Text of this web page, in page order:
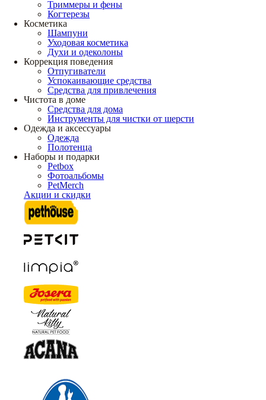
Триммеры и фены
Когтерезы
Косметика
Шампуни
Уходовая косметика
Духи и одеколоны
Коррекция поведения
Отпугиватели
Успокаивающие средства
Средства для привлечения
Чистота в доме
Средства для дома
Инструменты для чистки от шерсти
Одежда и аксессуары
Одежда
Полотенца
Наборы и подарки
Petbox
Фотоальбомы
PetMerch
Акции и скидки